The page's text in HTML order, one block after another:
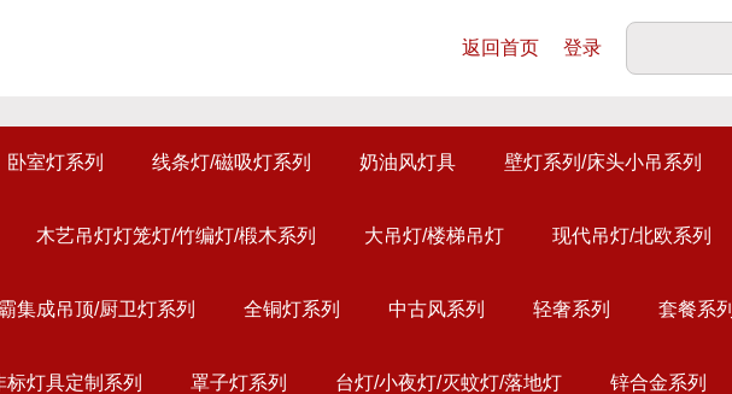
返回首页 登录
卧室灯系列 线条灯/磁吸灯系列 奶油风灯具 壁灯系列/床头小吊系列
木艺吊灯灯笼灯/竹编灯/椴木系列 大吊灯/楼梯吊灯 现代吊灯/北欧系列
集成吊顶/厨卫灯系列 全铜灯系列 中古风系列 轻奢系列 套餐系列
标灯具定制系列 罩子灯系列 台灯/小夜灯/灭蚊灯/落地灯 锌合金系列